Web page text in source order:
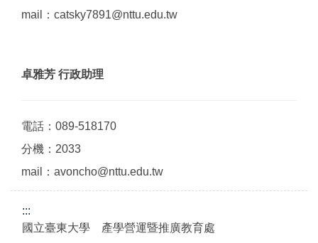
mail：catsky7891@nttu.edu.tw
卓雅芳 行政助理
電話：089-518170
分機：2033
mail：avoncho@nttu.edu.tw
:::
國立臺東大學 產學營運暨推廣教育處